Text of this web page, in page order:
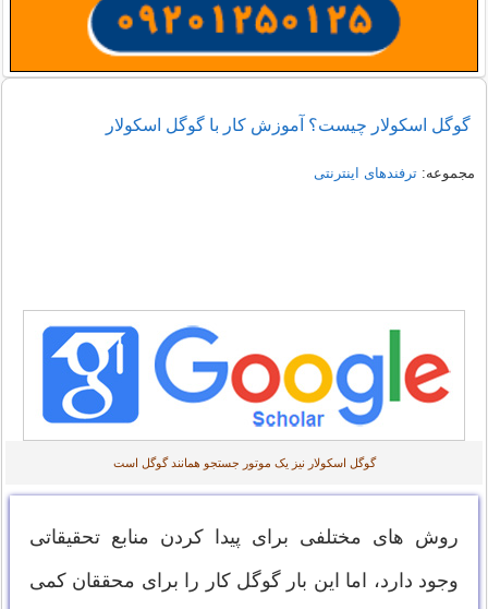
گوگل اسکولار چیست؟ آموزش کار با گوگل اسکولار
مجموعه:ترفندهای اینترنتی
گوگل اسکولار نیز یک موتور جستجو همانند گوگل است
روش­ های مختلفی برای پیدا کردن منابع تحقیقاتی
وجود دارد، اما این بار گوگل کار را برای محققان کمی